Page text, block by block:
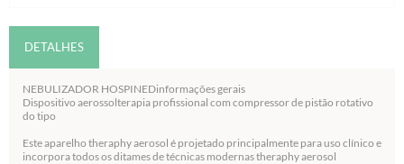
DETALHES
NEBULIZADOR HOSPINEDinformações gerais
Dispositivo aerossolterapia profissional com compressor de pistão rotativo
do tipo
Este aparelho theraphy aerosol é projetado principalmente para uso clínico e
incorpora todos os ditames de técnicas modernas theraphy aerosol